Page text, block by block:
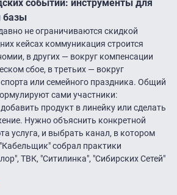
событий: инструменты для
базы
не ограничиваются скидкой
кейсах коммуникация строится
в других — вокруг компенсации
сбое, в третьих — вокруг
или семейного праздника. Общий
сами участники:
продукт в линейку или сделать
Нужно объяснить конкретной
услуга, и выбрать канал, в котором
собрал практики
ТВК, "Ситилинка", "Сибирских Сетей"